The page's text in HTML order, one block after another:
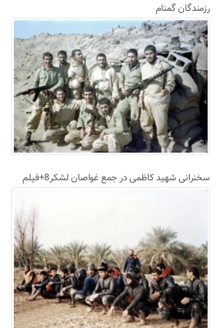
رزمندگان گمنام
سخنرانی شهید کاظمی در جمع غواصان لشکر8+فیلم